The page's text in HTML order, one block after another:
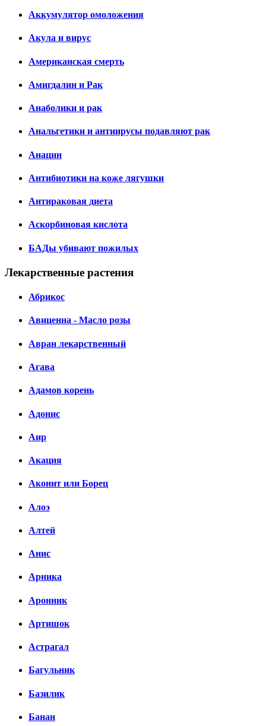
Аккумулятор омоложения
Акула и вирус
Американская смерть
Амигдалин и Рак
Анаболики и рак
Анальгетики и антиирусы подавляют рак
Анацин
Антибиотики на коже лягушки
Антираковая диета
Аскорбиновая кислота
БАДы убивают пожилых
Лекарственные растения
Абрикос
Авиценна - Масло розы
Авран лекарственный
Агава
Адамов корень
Адонис
Аир
Акация
Аконит или Борец
Алоэ
Алтей
Анис
Арника
Аронник
Артишок
Астрагал
Багульник
Базилик
Банан